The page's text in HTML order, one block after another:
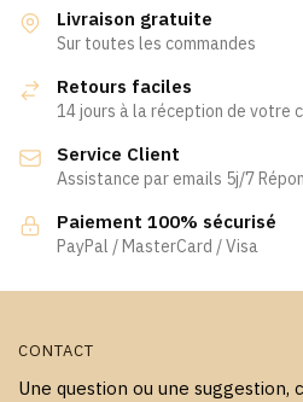
Livraison gratuite
Sur toutes les commandes
Retours faciles
14 jours à la réception de votre
Service Client
Assistance par emails 5j/7
Paiement 100% sécurisé
PayPal / MasterCard / Visa
CONTACT
Une question ou une suggestion,